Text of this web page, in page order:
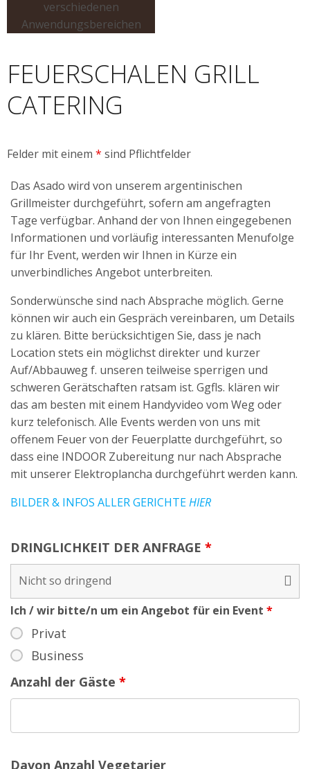
FEUERSCHALEN GRILL
CATERING
Felder mit einem * sind Pflichtfelder
Das Asado wird von unserem argentinischen
Grillmeister durchgeführt, sofern am angefragten
Tage verfügbar. Anhand der von Ihnen eingegebenen
Informationen und vorläufig interessanten Menufolge
für Ihr Event, werden wir Ihnen in Kürze ein
unverbindliches Angebot unterbreiten.
Sonderwünsche sind nach Absprache möglich. Gerne
können wir auch ein Gespräch vereinbaren, um Details
zu klären. Bitte berücksichtigen Sie, dass je nach
Location stets ein möglichst direkter und kurzer
Auf/Abbauweg f. unseren teilweise sperrigen und
schweren Gerätschaften ratsam ist. Ggfls. klären wir
das am besten mit einem Handyvideo vom Weg oder
kurz telefonisch. Alle Events werden von uns mit
offenem Feuer von der Feuerplatte durchgeführt, so
dass eine INDOOR Zubereitung nur nach Absprache
mit unserer Elektroplancha durchgeführt werden kann.
BILDER & INFOS ALLER GERICHTEHIER
DRINGLICHKEIT DER ANFRAGE *
Ich / wir bitte/n um ein Angebot für ein Event *
Privat
Business
Anzahl der Gäste *
Davon Anzahl Vegetarier